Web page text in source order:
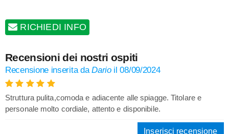
RICHIEDI INFO
Recensioni dei nostri ospiti
Recensione inserita daDarioil08/09/2024
Struttura pulita,comoda e adiacente alle spiagge. Titolare e
personale molto cordiale, attento e disponibile.
Inserisci recensione